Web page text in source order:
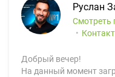
Руслан
Смотреть
Добрый вечер!
На данный момент